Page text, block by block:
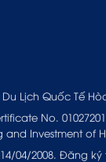
Lịch Quốc Tế
No.
and Investment of
04/2008. Đăng